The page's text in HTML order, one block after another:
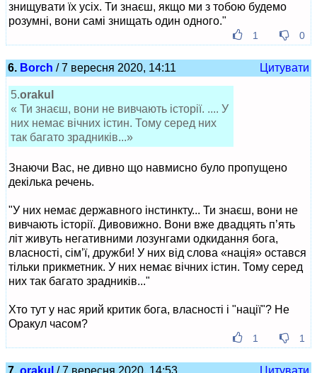
знищувати їх усіх. Ти знаєш, якщо ми з тобою будемо
розумні, вони самі знищать один одного."
1 0
6. Borch / 7 вересня 2020, 14:11 Цитувати
5.orakul
« Ти знаєш, вони не вивчають історії. .... У
них немає вічних істин. Тому серед них
так багато зрадників...»
Знаючи Вас, не дивно що навмисно було пропущено
декілька речень.
"У них немає державного інстинкту... Ти знаєш, вони не
вивчають історії. Дивовижно. Вони вже двадцять п’ять
літ живуть негативними лозунгами одкидання бога,
власності, сім’ї, дружби! У них від слова «нація» остався
тільки прикметник. У них немає вічних істин. Тому серед
них так багато зрадників..."
Хто тут у нас ярий критик бога, власності і "нації"? Не
Оракул часом?
1 1
7. orakul / 7 вересня 2020, 14:53 Цитувати